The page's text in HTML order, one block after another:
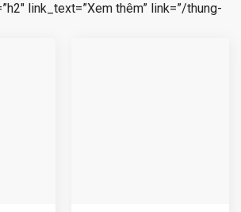
link_text=”Xem thêm” link=”/thung-